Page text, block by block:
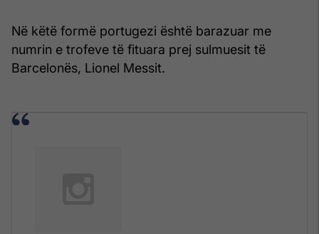
Në këtë formë portugezi është barazuar me
numrin e trofeve të fituara prej sulmuesit të
Barcelonës, Lionel Messit.